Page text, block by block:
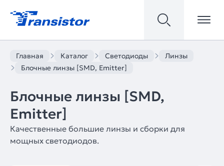
Главная Каталог Светодиоды
Линзы
Блочные линзы [SMD, Emitter]
Блочные линзы [SMD,
Emitter]
Качественные большие линзы и сборки для
мощных светодиодов.